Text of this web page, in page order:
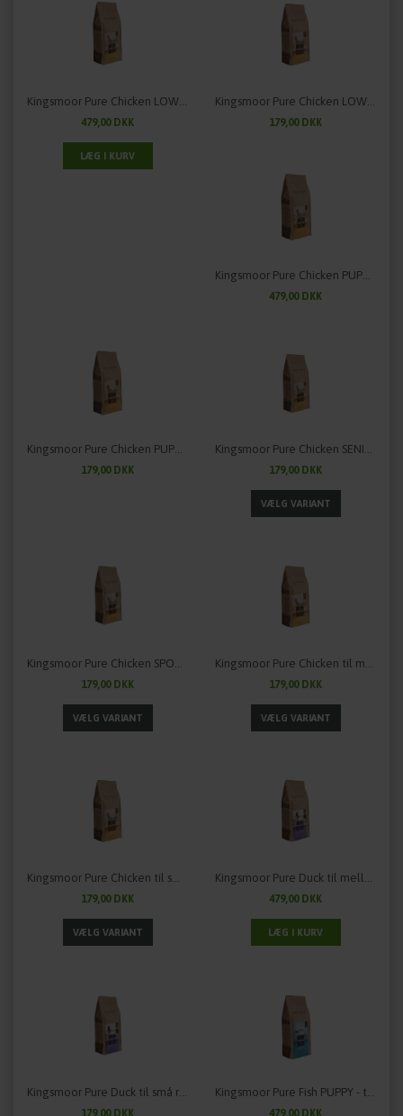
Kingsmoor Pure Chicken LOW CALORIE - til mellem og større hunde
479,00 DKK
Kingsmoor Pure Chicken LOW CALORIE - til mindre hunde
179,00 DKK
Kingsmoor Pure Chicken PUPPY - til mellem og store racer
479,00 DKK
Kingsmoor Pure Chicken PUPPY - til små racer - 2,5 kg
179,00 DKK
Kingsmoor Pure Chicken SENIOR
179,00 DKK
Kingsmoor Pure Chicken SPORT - til hunde, der har brug for lidt ekstra
179,00 DKK
Kingsmoor Pure Chicken til mellem og store racer
179,00 DKK
Kingsmoor Pure Chicken til små racer
179,00 DKK
Kingsmoor Pure Duck til mellem og store racer - 9,5 kg.
479,00 DKK
Kingsmoor Pure Duck til små racer - 2,5 kg. Kingsmoor Pure Fish PUPPY - til mellem og store racer